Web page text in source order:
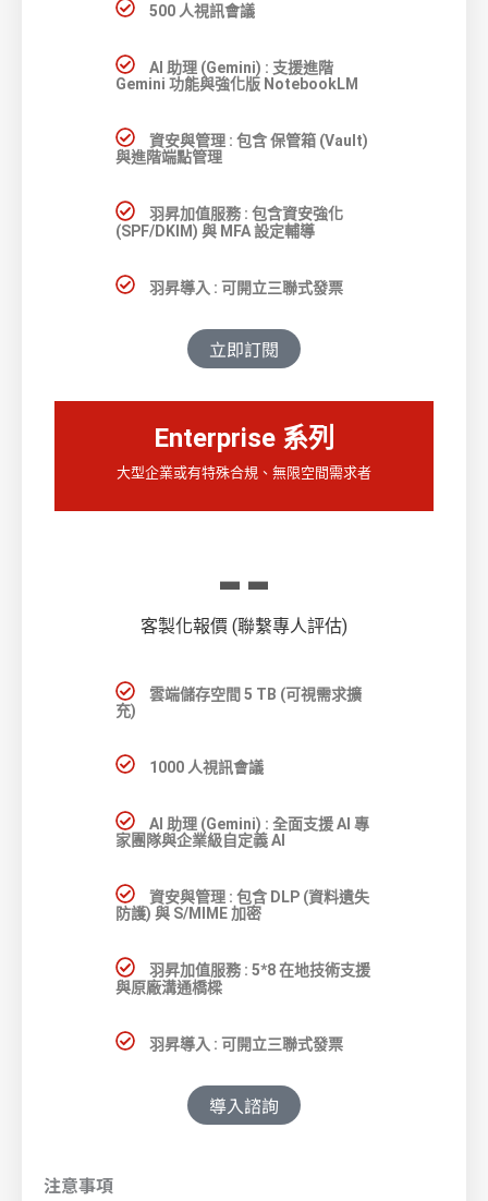
500 人視訊會議
AI 助理 (Gemini) : 支援進階
Gemini 功能與強化版 NotebookLM
資安與管理 : 包含 保管箱 (Vault)
與進階端點管理
羽昇加值服務 : 包含資安強化
(SPF/DKIM) 與 MFA 設定輔導
羽昇導入 : 可開立三聯式發票
立即訂閱
Enterprise 系列
大型企業或有特殊合規、無限空間需求者
--
客製化報價 (聯繫專人評估)
雲端儲存空間 5 TB (可視需求擴
充)
1000 人視訊會議
AI 助理 (Gemini) : 全面支援 AI 專
家團隊與企業級自定義 AI
資安與管理 : 包含 DLP (資料遺失
防護) 與 S/MIME 加密
羽昇加值服務 : 5*8 在地技術支援
與原廠溝通橋樑
羽昇導入 : 可開立三聯式發票
導入諮詢
注意事項